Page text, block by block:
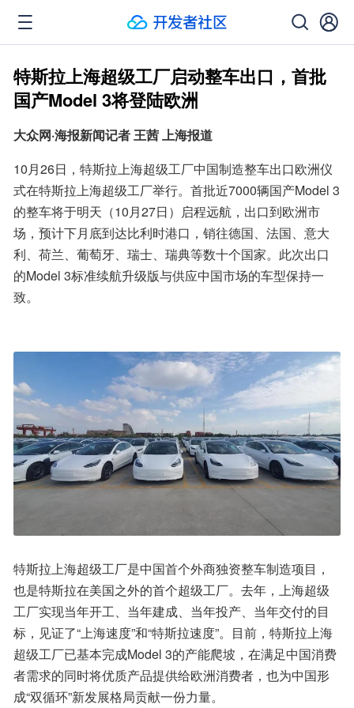
特斯拉上海超级工厂启动整车出口，首批
国产Model 3将登陆欧洲
大众网·海报新闻记者 王茜 上海报道
10月26日，特斯拉上海超级工厂中国制造整车出口欧洲仪
式在特斯拉上海超级工厂举行。首批近7000辆国产Model 3
的整车将于明天（10月27日）启程远航，出口到欧洲市
场，预计下月底到达比利时港口，销往德国、法国、意大
利、荷兰、葡萄牙、瑞士、瑞典等数十个国家。此次出口
的Model 3标准续航升级版与供应中国市场的车型保持一
致。
特斯拉上海超级工厂是中国首个外商独资整车制造项目，
也是特斯拉在美国之外的首个超级工厂。去年，上海超级
工厂实现当年开工、当年建成、当年投产、当年交付的目
标，见证了“上海速度”和“特斯拉速度”。目前，特斯拉上海
超级工厂已基本完成Model 3的产能爬坡，在满足中国消费
者需求的同时将优质产品提供给欧洲消费者，也为中国形
成“双循环”新发展格局贡献一份力量。